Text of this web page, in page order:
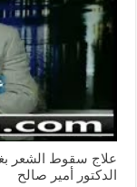
علاج سقوط الشعر
الدكتور أمير صالح